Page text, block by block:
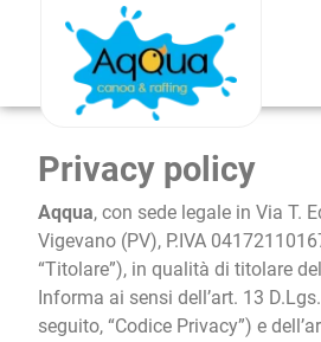
Privacy policy
Aqqua, con sede legale in Via T.
Vigevano (PV), P.IVA
“Titolare”), in qualità di titolare
Informa ai sensi dell’art. 13
seguito, “Codice Privacy”) e